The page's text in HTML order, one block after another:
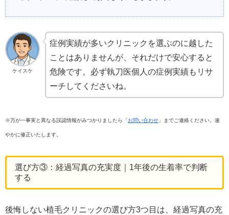
ケイスケ
症例実績が多いクリニックを選ぶのに越した
ことはありませんが、それだけで安心すると
危険です。必ず執刀医個人の症例実績もリサ
ーチしてくださいね。
※万が一事実と異なる誤認情報がみつかりましたら「 お問い合わせ 」までご連絡ください。速
やかに修正いたします。
選び方③：経過写真の充実度｜1年後の生着率で判断
する
後悔しない植毛クリニックの選び方3つ目は、経過写真の充